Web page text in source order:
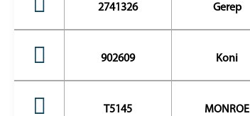
2741326 Gerep
902609 Koni
T5145 MONROE